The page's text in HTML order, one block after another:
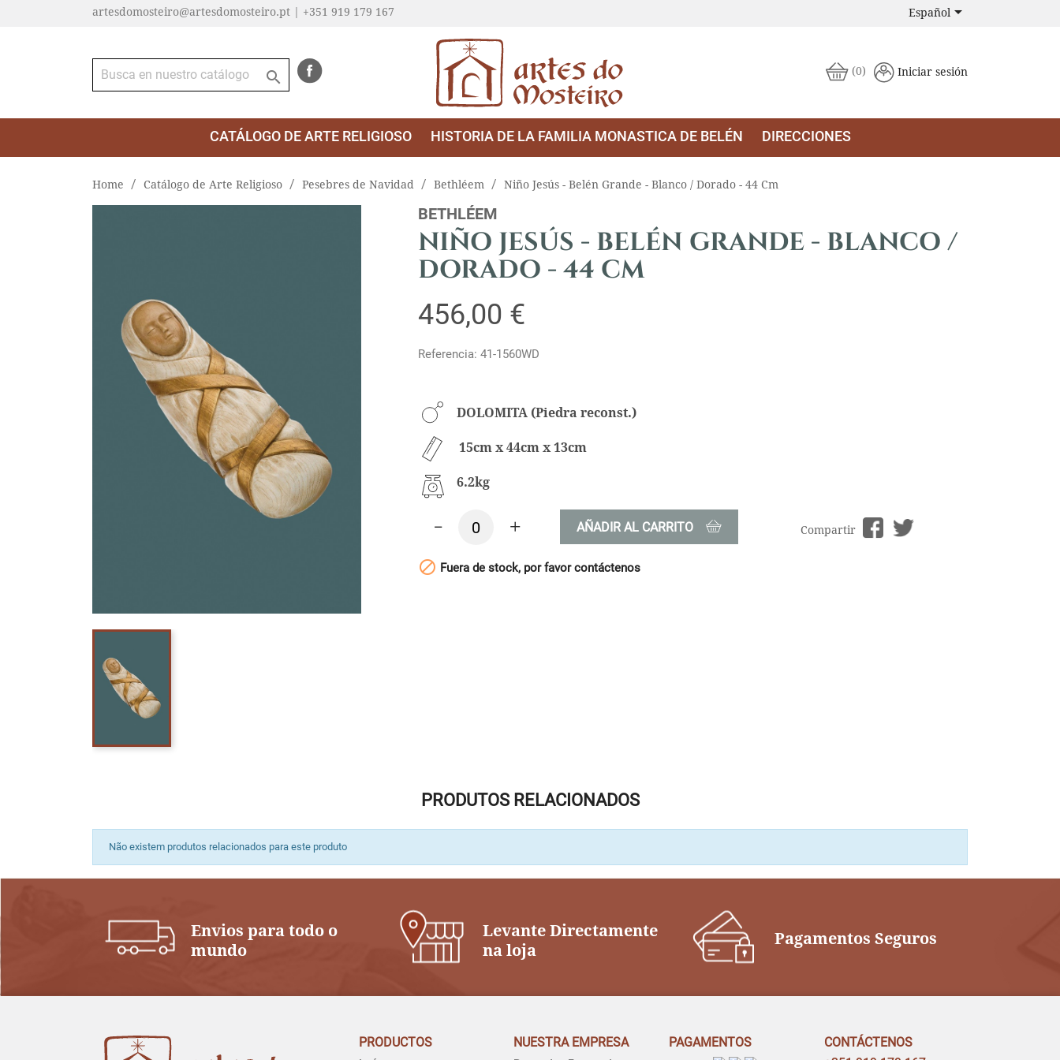
artesdomosteiro@artesdomosteiro.pt | +351 919 179 167 Español
 Iniciar sesión
(0)
CATÁLOGO DE ARTE RELIGIOSO HISTORIA DE LA FAMILIA MONASTICA DE BELÉN DIRECCIONES
Home Catálogo de Arte Religioso Pesebres de Navidad Bethléem Niño Jesús - Belén Grande - Blanco / Dorado - 44 Cm
BETHLÉEM
NIÑO JESÚS - BELÉN GRANDE - BLANCO /
DORADO - 44 CM
456,00 €
Referencia: 41-1560WD
DOLOMITA (Piedra reconst.)
15cm x 44cm x 13cm
6.2kg
- + AÑADIR AL CARRITO
 Fuera de stock, por favor contáctenos
Compartir
PRODUTOS RELACIONADOS
Não existem produtos relacionados para este produto
Envios para todo o
mundo
Levante Directamente
na loja
Pagamentos Seguros
PRODUCTOS NUESTRA EMPRESA PAGAMENTOS
CONTÁCTENOS